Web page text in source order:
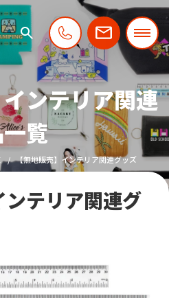
ンテリア関連
覧
【無地販売】インテリア関連グッズ
ンテリア関連グ